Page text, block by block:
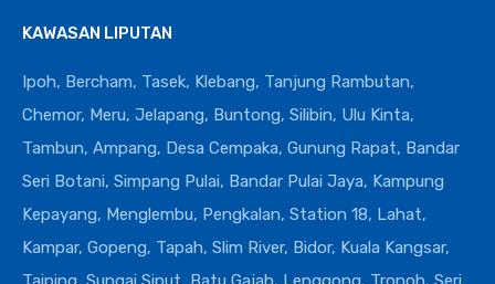
KAWASAN LIPUTAN
Ipoh, Bercham, Tasek, Klebang, Tanjung Rambutan,
Chemor, Meru, Jelapang, Buntong, Silibin, Ulu Kinta,
Tambun, Ampang, Desa Cempaka, Gunung Rapat, Bandar
Seri Botani, Simpang Pulai, Bandar Pulai Jaya, Kampung
Kepayang, Menglembu, Pengkalan, Station 18, Lahat,
Kampar, Gopeng, Tapah, Slim River, Bidor, Kuala Kangsar,